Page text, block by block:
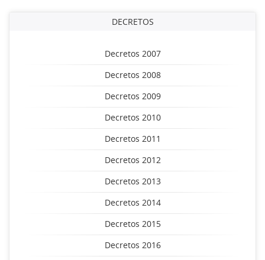
DECRETOS
Decretos 2007
Decretos 2008
Decretos 2009
Decretos 2010
Decretos 2011
Decretos 2012
Decretos 2013
Decretos 2014
Decretos 2015
Decretos 2016